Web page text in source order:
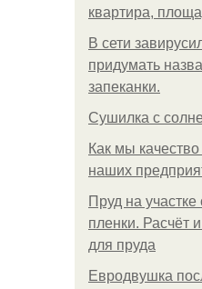
квартира,
В сети
придумать
запеканки.
Сушилка с
Как мы
наших
Пруд на
пленки. Расчёт
для пруда
Евродвушка